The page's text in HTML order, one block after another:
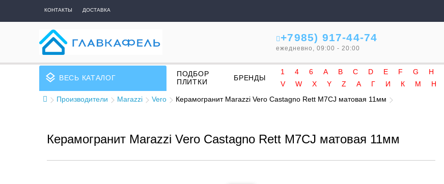
КОНТАКТЫ ДОСТАВКА
+7985) 917-44-74
ежедневно, 09:00 - 20:00
layers ВЕСЬ КАТАЛОГ
ПОДБОР
ПЛИТКИ
БРЕНДЫ
1 4 6 A B C D E F G H
V
W X Y Z А Г И К М Н
Производители
Marazzi Vero Керамогранит Marazzi Vero Castagno Rett M7CJ матовая 11мм
Керамогранит Marazzi Vero Castagno Rett M7CJ матовая 11мм